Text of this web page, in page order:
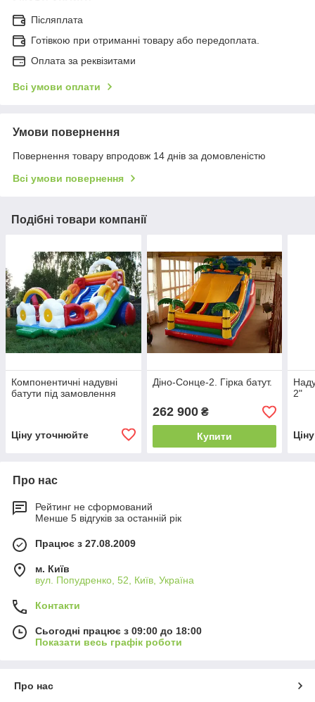
Післяплата
Готівкою при отриманні товару або передоплата.
Оплата за реквізитами
Всі умови оплати
Умови повернення
Повернення товару впродовж 14 днів за домовленістю
Всі умови повернення
Подібні товари компанії
Компонентичні надувні
батути під замовлення
Ціну уточнюйте
Діно-Сонце-2. Гірка батут.
262 900₴
Купити
2"
Про нас
Рейтинг не сформований
Менше 5 відгуків за останній рік
Працює з 27.08.2009
м. Київ
вул. Попудренко, 52, Київ, Україна
Контакти
Сьогодні працює з 09:00 до 18:00
Показати весь графік роботи
Про нас